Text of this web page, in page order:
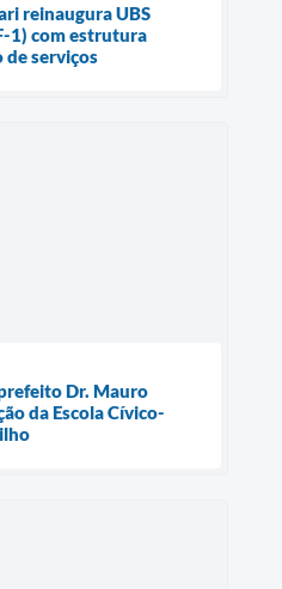
reinaugura UBS
1) com estrutura
de serviços
Dr. Mauro
da Escola Cívico-